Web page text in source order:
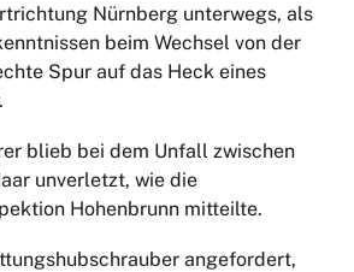
Nürnberg unterwegs, als
beim Wechsel von der
Spur auf das Heck eines
blieb bei dem Unfall zwischen
unverletzt, wie die
Hohenbrunn mitteilte.
angefordert,